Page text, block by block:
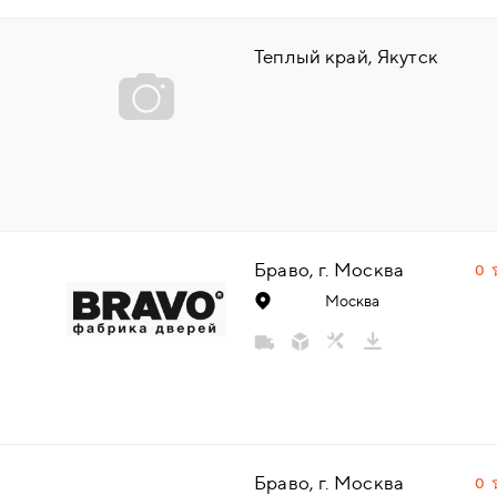
НАКЛАДКИ
ПОВОРОТНЫЕ РУЧКИ/WC-
КОМПЛЕКТЫ
Теплый край, Якутск
Браво, г. Москва 0
Москва
Браво, г. Москва 0